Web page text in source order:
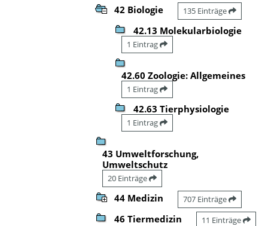
42 Biologie 135 Einträge
42.13 Molekularbiologie
1 Eintrag
42.60 Zoologie: Allgemeines
1 Eintrag
42.63 Tierphysiologie
1 Eintrag
43 Umweltforschung,
Umweltschutz
20 Einträge
44 Medizin 707 Einträge
46 Tiermedizin 11 Einträge